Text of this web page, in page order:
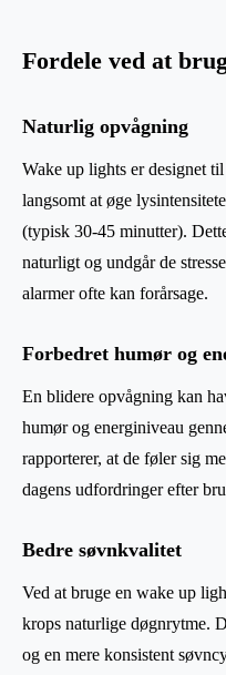
Fordele ved at
Naturlig opvågning
Wake up lights er designet
langsomt at øge
(typisk 30-45 minutter).
naturligt og undgår de
alarmer ofte kan forårsage.
Forbedret humør og
En blidere opvågning kan
humør og energiniveau
rapporterer, at de føler sig
dagens udfordringer efter
Bedre søvnkvalitet
Ved at bruge en wake up
krops naturlige døgnrytme.
og en mere konsistent